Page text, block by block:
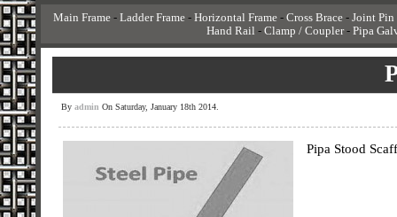
Main Frame - Ladder Frame - Horizontal Frame - Cross Brace - Joint Pin
Hand Rail - Clamp / Coupler- Pipa
By admin On Saturday, January 18th 2014.
Pipa Stood